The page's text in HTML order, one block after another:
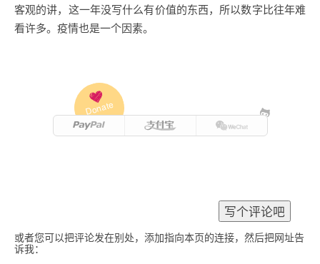
客观的讲，这一年没写什么有价值的东西，所以数字比往年难
看许多。疫情也是一个因素。
Donate
或者您可以把评论发在别处，添加指向本页的连接，然后把网址告
诉我：